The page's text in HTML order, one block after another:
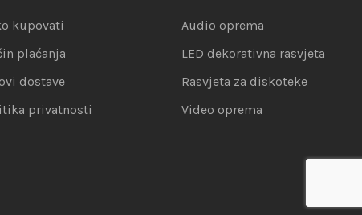
kupovati
plaćanja
dostave
privatnosti
Audio oprema
LED dekorativna rasvjeta
Rasvjeta za diskoteke
Video oprema